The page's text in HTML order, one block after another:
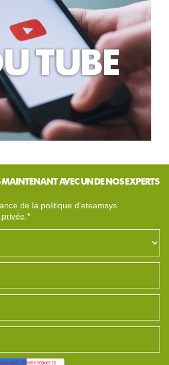
MAINTENANT AVEC UN DE NOS EXPERTS
privée .*